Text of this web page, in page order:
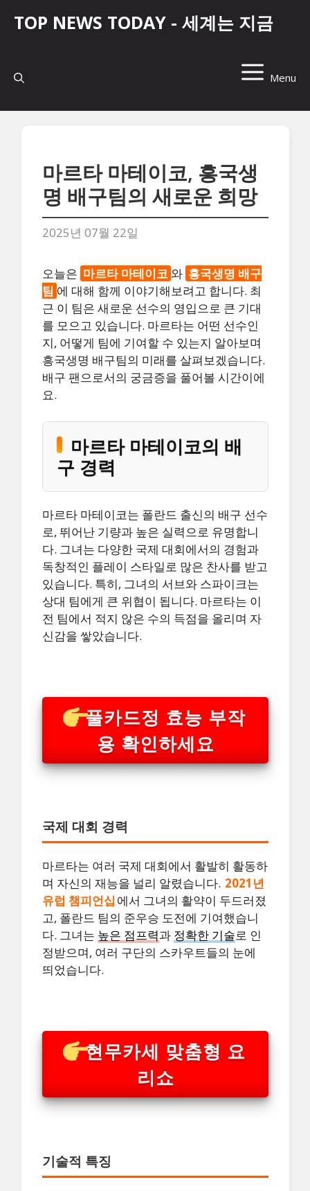
뛰
TOP NEWS TODAY - 세계는 지금
Menu
마르타 마테이코, 흥국생
명 배구팀의 새로운 희망
2025년 07월 22일
오늘은 마르타 마테이코 와 흥국생명 배구
팀 에 대해 함께 이야기해보려고 합니다. 최
근 이 팀은 새로운 선수의 영입으로 큰 기대
를 모으고 있습니다. 마르타는 어떤 선수인
지, 어떻게 팀에 기여할 수 있는지 알아보며
흥국생명 배구팀의 미래를 살펴보겠습니다.
배구 팬으로서의 궁금증을 풀어볼 시간이에
요.
마르타 마테이코의 배
구 경력
마르타 마테이코는 폴란드 출신의 배구 선수
로, 뛰어난 기량과 높은 실력으로 유명합니
다. 그녀는 다양한 국제 대회에서의 경험과
독창적인 플레이 스타일로 많은 찬사를 받고
있습니다. 특히, 그녀의 서브와 스파이크는
상대 팀에게 큰 위협이 됩니다. 마르타는 이
전 팀에서 적지 않은 수의 득점을 올리며 자
신감을 쌓았습니다.
풀카드정 효능 부작
용 확인하세요
국제 대회 경력
마르타는 여러 국제 대회에서 활발히 활동하
며 자신의 재능을 널리 알렸습니다. 2021년
유럽 챔피언십 에서 그녀의 활약이 두드러졌
고, 폴란드 팀의 준우승 도전에 기여했습니
다. 그녀는 높은 점프력과 정확한 기술로 인
정받으며, 여러 구단의 스카우트들의 눈에
띄었습니다.
현무카세 맞춤형 요
리쇼
기술적 특징